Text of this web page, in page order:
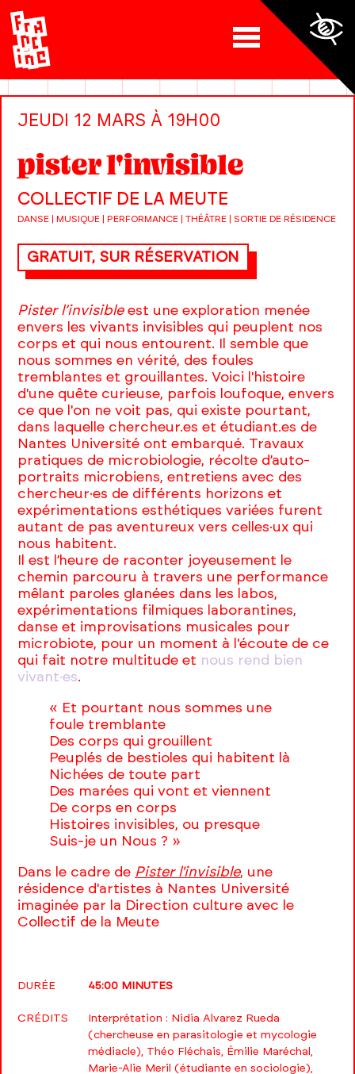
JEUDI 12 MARS À 19H00
pister l'invisible
COLLECTIF DE LA MEUTE
DANSE | MUSIQUE | PERFORMANCE | THÉÂTRE | SORTIE DE RÉSIDENCE
GRATUIT, SUR RÉSERVATION
Pister l’invisibleest une exploration menée
envers les vivants invisibles qui peuplent nos
corps et qui nous entourent. Il semble que
nous sommes en vérité, des foules
tremblantes et grouillantes. Voici l'histoire
d'une quête curieuse, parfois loufoque, envers
ce que l'on ne voit pas, qui existe pourtant,
dans laquelle chercheur.es et étudiant.es de
Nantes Université ont embarqué. Travaux
pratiques de microbiologie, récolte d’auto-
portraits microbiens, entretiens avec des
chercheur·es de différents horizons et
expérimentations esthétiques variées furent
autant de pas aventureux vers celles·ux qui
nous habitent.
Il est l’heure de raconter joyeusement le
chemin parcouru à travers une performance
mêlant paroles glanées dans les labos,
expérimentations filmiques laborantines,
danse et improvisations musicales pour
microbiote, pour un moment à l'écoute de ce
qui fait notre multitude et nous rend bien
vivant·es.
« Et pourtant nous sommes une
foule tremblante
Des corps qui grouillent
Peuplés de bestioles qui habitent là
Nichées de toute part
Des marées qui vont et viennent
De corps en corps
Histoires invisibles, ou presque
Suis-je un Nous ? »
Dans le cadre de Pister l'invisible, une
résidence d'artistes à Nantes Université
imaginée par la Direction culture avec le
Collectif de la Meute
DURÉE 45:00 MINUTES
CRÉDITS
Interprétation : Nidia Alvarez Rueda
(chercheuse en parasitologie et mycologie
médiacle), Théo Fléchais, Émilie Maréchal,
Marie-Alie Meril (étudiante en sociologie),